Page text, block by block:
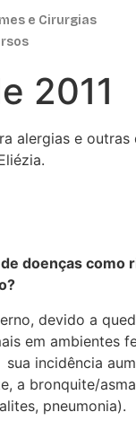
e Cirurgias
2011
alergias e
doenças
devido a
em
incidência
a bronquite/
pneumonia).